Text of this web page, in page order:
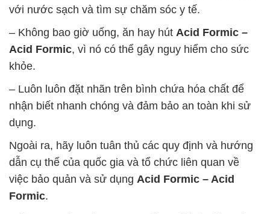
với nước sạch và tìm sự chăm sóc y tế.
– Không bao giờ uống, ăn hay hút Acid Formic –
Acid Formic, vì nó có thể gây nguy hiểm cho sức
khỏe.
– Luôn luôn đặt nhãn trên bình chứa hóa chất để
nhận biết nhanh chóng và đảm bảo an toàn khi sử
dụng.
Ngoài ra, hãy luôn tuân thủ các quy định và hướng
dẫn cụ thể của quốc gia và tổ chức liên quan về
việc bảo quản và sử dụng Acid Formic – Acid
Formic.